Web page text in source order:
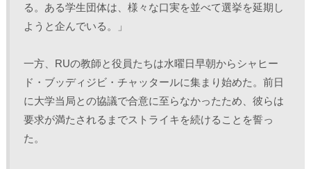
る。ある学生団体は、様々な口実を並べて選挙を延期し
ようと企んでいる。」
一方、RUの教師と役員たちは水曜日早朝からシャヒー
ド・ブッディジビ・チャッタールに集まり始めた。前日
に大学当局との協議で合意に至らなかったため、彼らは
要求が満たされるまでストライキを続けることを誓っ
た。